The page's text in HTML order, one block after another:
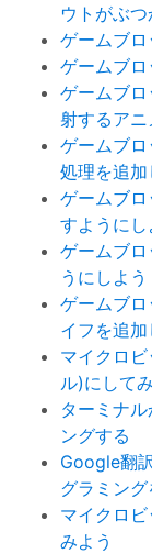
ウトがぶ
ゲームブ
ゲームブロ
ゲームブ
射するアニ
ゲームブ
処理を追加
ゲームブ
すようにし
ゲームブ
うにしよう
ゲームブ
イフを追加
マイクロ
ル)にして
ターミナ
ングする
Google翻
グラミング
マイクロ
みよう